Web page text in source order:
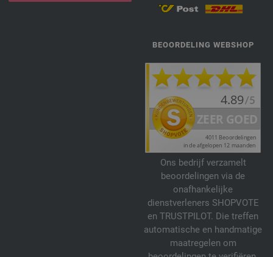
BEOORDELING WEBSHOP
Ons bedrijf verzamelt
beoordelingen via de
onafhankelijke
dienstverleners SHOPVOTE
en TRUSTPILOT. Die treffen
automatische en handmatige
maatregelen om